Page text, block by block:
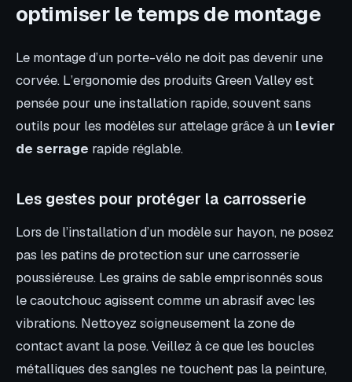
optimiser le temps de montage
Le montage d’un porte-vélo ne doit pas devenir une
corvée. L’ergonomie des produits Green Valley est
pensée pour une installation rapide, souvent sans
outils pour les modèles sur attelage grâce à un levier
de serrage rapide réglable.
Les gestes pour protéger la carrosserie
Lors de l’installation d’un modèle sur hayon, ne posez
pas les patins de protection sur une carrosserie
poussiéreuse. Les grains de sable emprisonnés sous
le caoutchouc agissent comme un abrasif avec les
vibrations. Nettoyez soigneusement la zone de
contact avant la pose. Veillez à ce que les boucles
métalliques des sangles ne touchent pas la peinture,